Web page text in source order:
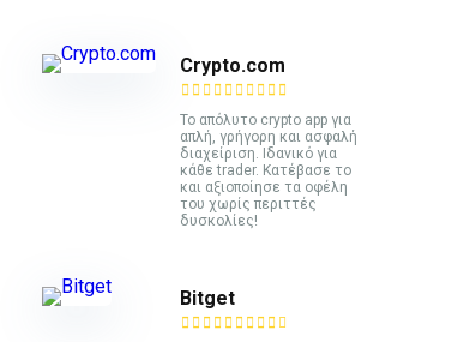
Crypto.com
Το απόλυτο crypto app για
απλή, γρήγορη και ασφαλή
διαχείριση. Ιδανικό για
κάθε trader. Κατέβασε το
και αξιοποίησε τα οφέλη
του χωρίς περιττές
δυσκολίες!
Bitget